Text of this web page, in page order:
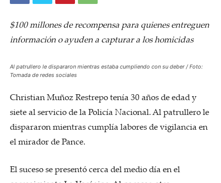
$100 millones de recompensa para quienes entreguen
información o ayuden a capturar a los homicidas
Al patrullero le dispararon mientras estaba cumpliendo con su deber / Foto:
Tomada de redes sociales
Christian Muñoz Restrepo tenía 30 años de edad y
siete al servicio de la Policía Nacional. Al patrullero le
dispararon mientras cumplía labores de vigilancia en
el mirador de Pance.
El suceso se presentó cerca del medio día en el